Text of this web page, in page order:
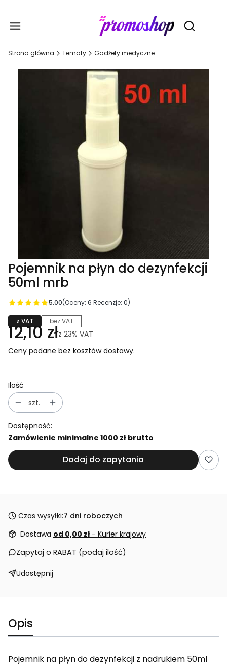
Otwórz
Strona główna Tematy Gadżety medyczne
Pojemnik na płyn do dezynfekcji
50ml mrb
5.00(Oceny: 6 Recenzje: 0)
z VAT bez VAT
12,10 złz 23% VAT
Ceny podane bez kosztów dostawy.
Ilość
szt.
Dostępność:
Zamówienie minimalne 1000 zł brutto
Dodaj do zapytania
Czas wysyłki:7 dni roboczych
Dostawa od 0,00 zł - Kurier krajowy
Zapytaj o RABAT (podaj ilość)
Udostępnij
Opis
Pojemnik na płyn do dezynfekcji z nadrukiem 50ml